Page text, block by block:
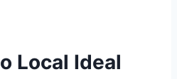
Local Ideal